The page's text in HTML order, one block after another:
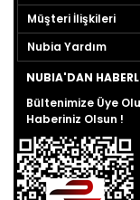
Müşteri İlişkileri
Nubia Yardım
NUBIA'DAN
Bültenimize Üye
Haberiniz Olsun !